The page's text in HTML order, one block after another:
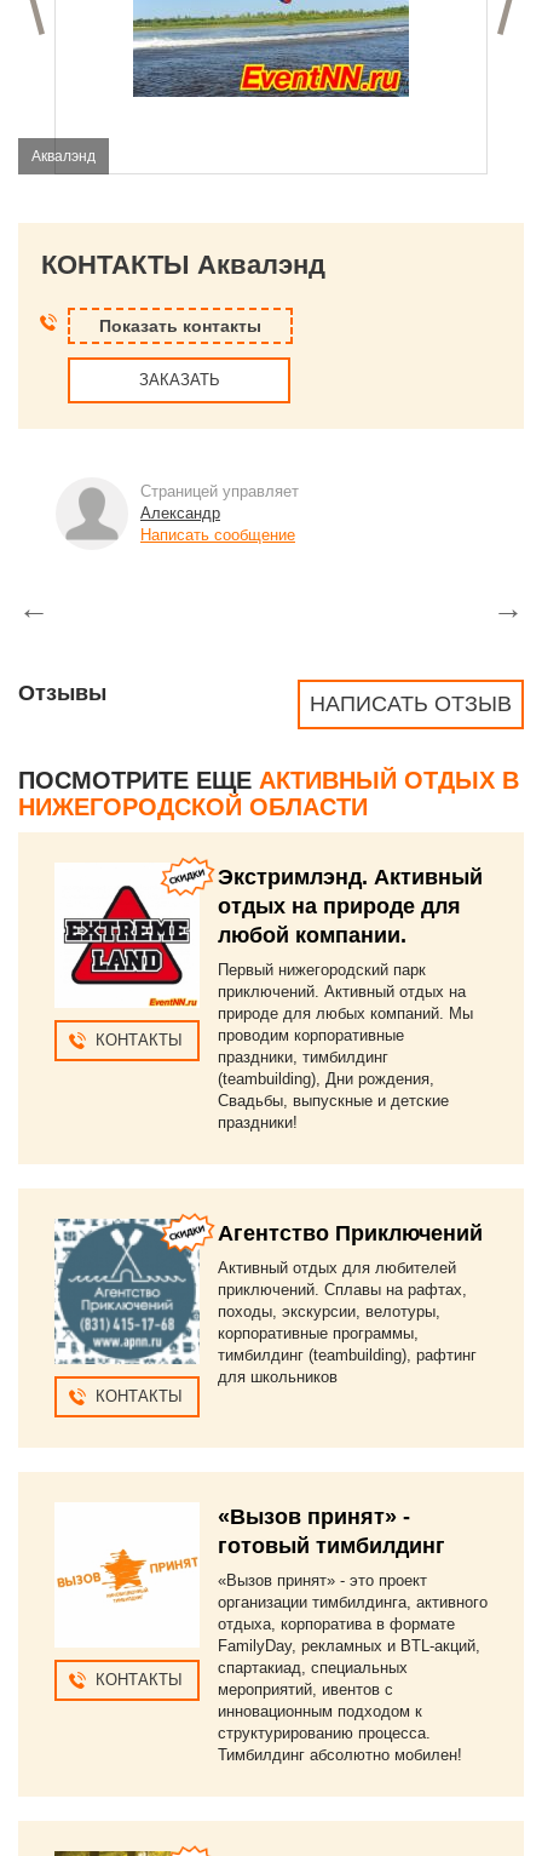
Аквалэнд
КОНТАКТЫ Аквалэнд
Показать контакты
ЗАКАЗАТЬ
Страницей управляет
Александр
Написать сообщение
← →
НАПИСАТЬ ОТЗЫВ
Отзывы
ПОСМОТРИТЕ ЕЩЕ АКТИВНЫЙ ОТДЫХ В
НИЖЕГОРОДСКОЙ ОБЛАСТИ
КОНТАКТЫ
Экстримлэнд. Активный
отдых на природе для
любой компании.
Первый нижегородский парк
приключений. Активный отдых на
природе для любых компаний. Мы
проводим корпоративные
праздники, тимбилдинг
(teambuilding), Дни рождения,
Свадьбы, выпускные и детские
праздники!
КОНТАКТЫ
Агентство Приключений
Активный отдых для любителей
приключений. Сплавы на рафтах,
походы, экскурсии, велотуры,
корпоративные программы,
тимбилдинг (teambuilding), рафтинг
для школьников
КОНТАКТЫ
«Вызов принят» -
готовый тимбилдинг
«Вызов принят» - это проект
организации тимбилдинга, активного
отдыха, корпоратива в формате
FamilyDay, рекламных и BTL-акций,
спартакиад, специальных
мероприятий, ивентов с
инновационным подходом к
структурированию процесса.
Тимбилдинг абсолютно мобилен!